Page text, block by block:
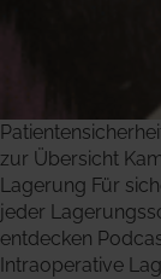
zur Übersicht
Lagerung Für
jeder
entdecken
Intraoperative